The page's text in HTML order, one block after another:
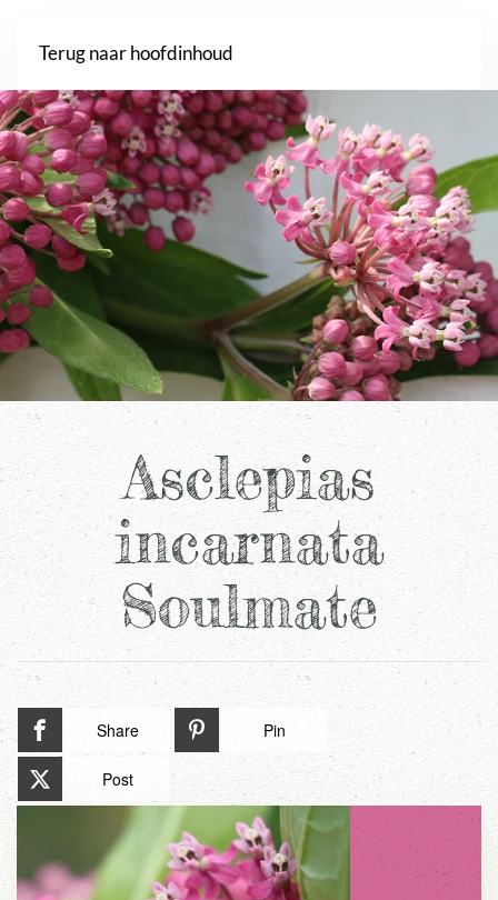
Terug naar hoofdinhoud
Asclepias
incarnata
Soulmate
Share Pin
Post